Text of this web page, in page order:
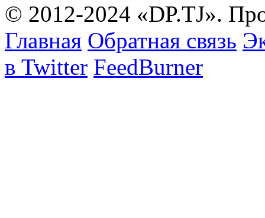
© 2012-2024 «DP.TJ».
Главная Обратная связь
в Twitter FeedBurner